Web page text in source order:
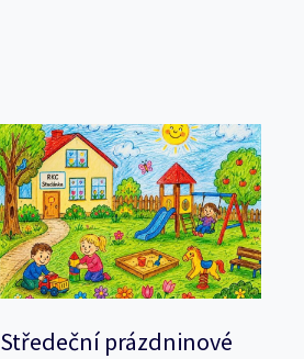
Středeční prázdninové